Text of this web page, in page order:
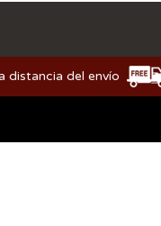
distancia del envío